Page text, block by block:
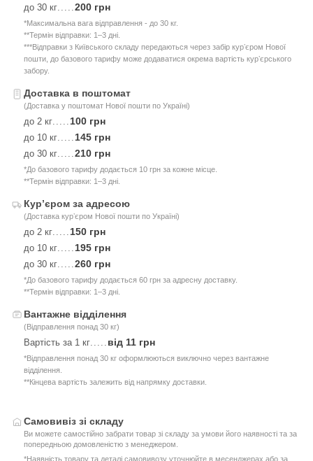
до 30 кг 200 грн
*Максимальна вага відправлення - до 30 кг.
**Термін відправки: 1–3 дні.
***Відправки з Київського складу передаються через забір курʼєром Нової
пошти, до базового тарифу може додаватися окрема вартість курʼєрського
забору.
Доставка в поштомат
(Доставка у поштомат Нової пошти по Україні)
до 2 кг 100 грн
до 10 кг 145 грн
до 30 кг 210 грн
*До базового тарифу додається 10 грн за кожне місце.
**Термін відправки: 1–3 дні.
Курʼєром за адресою
(Доставка курʼєром Нової пошти по Україні)
до 2 кг 150 грн
до 10 кг 195 грн
до 30 кг 260 грн
*До базового тарифу додається 60 грн за адресну доставку.
**Термін відправки: 1–3 дні.
Вантажне відділення
(Відправлення понад 30 кг)
Вартість за 1 кг від 11 грн
*Відправлення понад 30 кг оформлюються виключно через вантажне
відділення.
**Кінцева вартість залежить від напрямку доставки.
Самовивіз зі складу
Ви можете самостійно забрати товар зі складу за умови його наявності та за
попередньою домовленістю з менеджером.
*Наявність товару та деталі самовивозу уточнюйте в месенджерах або за